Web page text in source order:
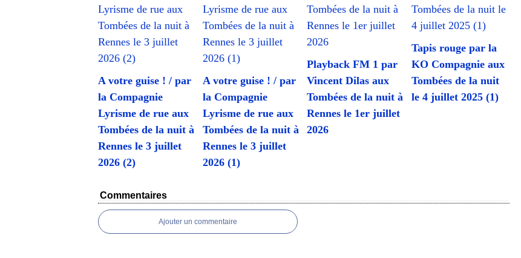
A votre guise ! / par
la Compagnie
Lyrisme de rue aux
Tombées de la nuit à
Rennes le 3 juillet
2026 (2)
A votre guise ! / par
la Compagnie
Lyrisme de rue aux
Tombées de la nuit à
Rennes le 3 juillet
2026 (1)
Playback FM 1 par
Vincent Dilas aux
Tombées de la nuit à
Rennes le 1er juillet
2026
Tapis rouge par la
KO Compagnie aux
Tombées de la nuit
le 4 juillet 2025 (1)
Commentaires
Ajouter un commentaire